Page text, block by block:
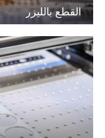
القطع بالليزر